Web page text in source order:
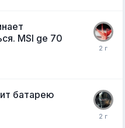
MSI ge 70
батарею